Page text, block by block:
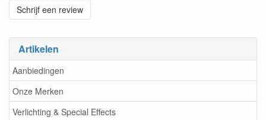
Artikelen
Aanbiedingen
Onze Merken
Verlichting & Special Effects
Schrijf een review